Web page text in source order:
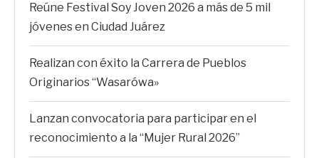
Reúne Festival Soy Joven 2026 a más de 5 mil
jóvenes en Ciudad Juárez
Realizan con éxito la Carrera de Pueblos
Originarios “Wasarówa»
Lanzan convocatoria para participar en el
reconocimiento a la “Mujer Rural 2026”